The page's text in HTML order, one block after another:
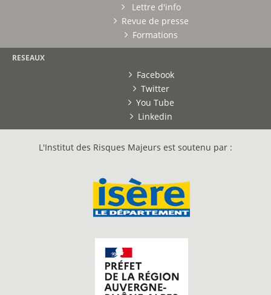
Lettre d'info
Revue de presse
Formations
RESEAUX
Facebook
Twitter
You Tube
Linkedin
L'Institut des Risques Majeurs est soutenu par :